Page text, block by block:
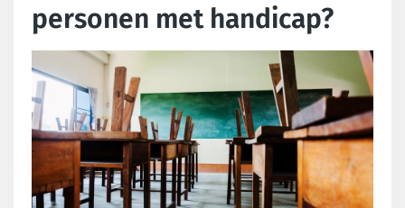
personen met handicap?